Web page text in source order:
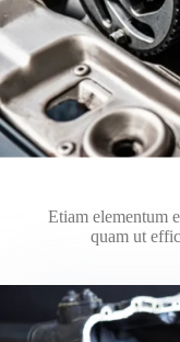
Etiam elementum
quam ut